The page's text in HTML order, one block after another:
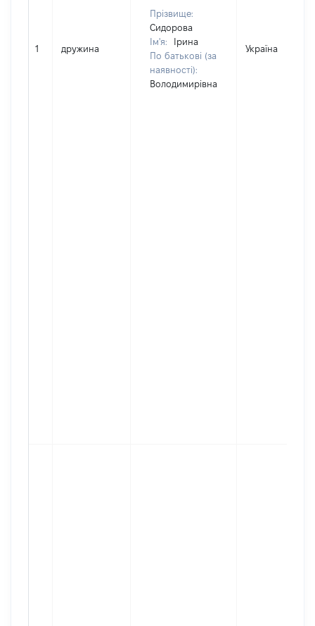
1 дружина
Прізвище:
Сидорова
Ім'я:
Ірина
По батькові (за
наявності):
Володимирівна
Україна